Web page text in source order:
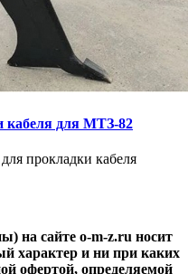
кабeля для МTЗ-82
прокладки кабeля
на сайте o-m-z.ru носит
характер и ни при каких
офертой, определяемой